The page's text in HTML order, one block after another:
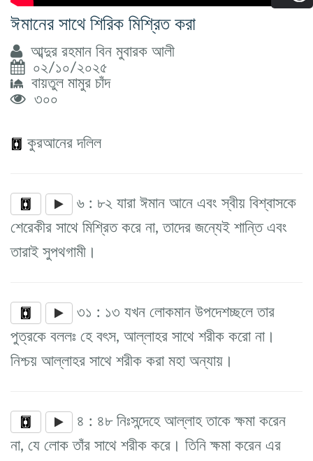
ঈমানের সাথে শিরিক মিশ্রিত করা
আব্দুর রহমান বিন মুবারক আলী
০২/১০/২০২৫
বায়তুল মামুর চাঁদ
৩০০
কুরআনের দলিল
৬ : ৮২ যারা ঈমান আনে এবং স্বীয় বিশ্বাসকে
শেরেকীর সাথে মিশ্রিত করে না, তাদের জন্যেই শান্তি এবং
তারাই সুপথগামী।
৩১ : ১৩ যখন লোকমান উপদেশচ্ছলে তার
পুত্রকে বললঃ হে বৎস, আল্লাহর সাথে শরীক করো না।
নিশ্চয় আল্লাহর সাথে শরীক করা মহা অন্যায়।
৪ : ৪৮ নিঃসন্দেহে আল্লাহ তাকে ক্ষমা করেন
না, যে লোক তাঁর সাথে শরীক করে। তিনি ক্ষমা করেন এর